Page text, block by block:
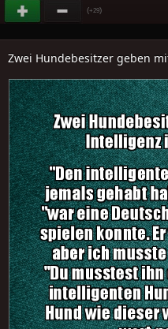
(+29)
Zwei Hundebesitzer geben